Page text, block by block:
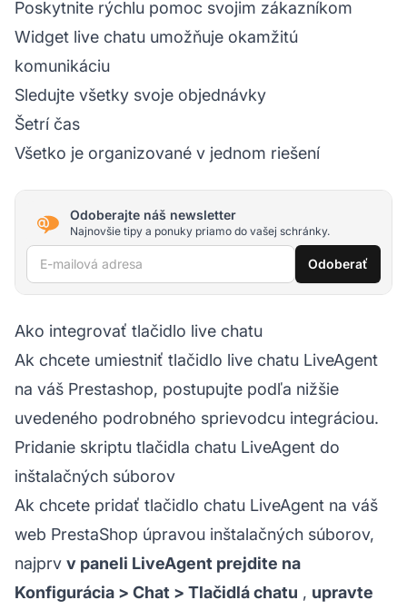
Poskytnite rýchlu pomoc svojim zákazníkom
Widget live chatu umožňuje okamžitú
komunikáciu
Sledujte všetky svoje objednávky
Šetrí čas
Všetko je organizované v jednom riešení
Odoberajte náš newsletter
Najnovšie tipy a ponuky priamo do vašej schránky.
E-mailová adresa Odoberať
Ako integrovať tlačidlo live chatu
Ak chcete umiestniť tlačidlo live chatu LiveAgent
na váš Prestashop, postupujte podľa nižšie
uvedeného podrobného sprievodcu integráciou.
Pridanie skriptu tlačidla chatu LiveAgent do
inštalačných súborov
Ak chcete pridať tlačidlo chatu LiveAgent na váš
web PrestaShop úpravou inštalačných súborov,
najprv v paneli LiveAgent prejdite na
Konfigurácia > Chat > Tlačidlá chatu , upravte